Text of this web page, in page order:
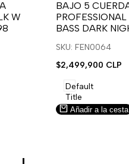
W
para
usar
la
lista
deseos.
para
usar
Compare
BAJO 5
BASS DARK
SKU: FEN0064
Precio
venta
$2,499,900 CLP
Default
Title
Añadir a la cesta